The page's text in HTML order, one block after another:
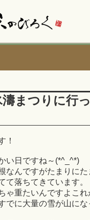
まつりに行
！
い日ですね～(*^_^*)
なんですがたまりに
て落ちてきています。
ゃ重たいんですよこ
でに大量の雪が山に